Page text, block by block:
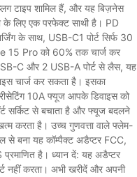
टाइप शामिल हैं, और यह बिज़नेस
के लिए एक परफेक्ट साथी है। PD
के साथ, USB-C1 पोर्ट सिर्फ 30
15 Pro को 60% तक चार्ज कर
C और 2 USB-A पोर्ट से लैस, यह
चार्ज कर सकता है। इसका
10A फ्यूज आपके डिवाइस को
सर्किट से बचाता है और फ्यूज बदलने
करता है। उच्च गुणवत्ता वाले फ्लेम-
से बना यह कॉम्पैक्ट अडैप्टर FCC,
है। ध्यान दें: यह अडैप्टर
नहीं करता। अभी खरीदें और अपनी